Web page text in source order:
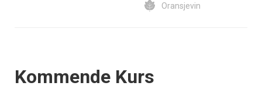
Oransjevin
Events
Kommende Kurs